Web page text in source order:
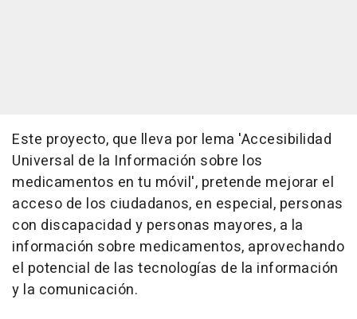
Este proyecto, que lleva por lema 'Accesibilidad
Universal de la Información sobre los
medicamentos en tu móvil', pretende mejorar el
acceso de los ciudadanos, en especial, personas
con discapacidad y personas mayores, a la
información sobre medicamentos, aprovechando
el potencial de las tecnologías de la información
y la comunicación.